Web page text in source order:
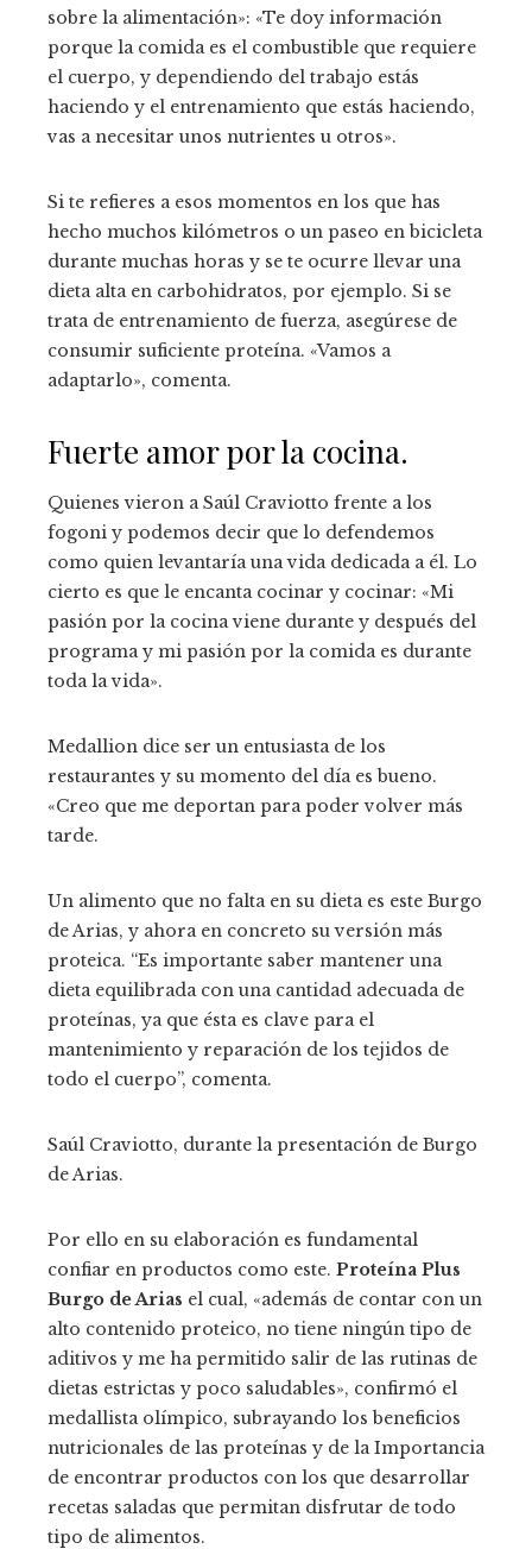
sobre la alimentación»: «Te doy información
porque la comida es el combustible que requiere
el cuerpo, y dependiendo del trabajo estás
haciendo y el entrenamiento que estás haciendo,
vas a necesitar unos nutrientes u otros».
Si te refieres a esos momentos en los que has
hecho muchos kilómetros o un paseo en bicicleta
durante muchas horas y se te ocurre llevar una
dieta alta en carbohidratos, por ejemplo. Si se
trata de entrenamiento de fuerza, asegúrese de
consumir suficiente proteína. «Vamos a
adaptarlo», comenta.
Fuerte amor por la cocina.
Quienes vieron a Saúl Craviotto frente a los
fogoni y podemos decir que lo defendemos
como quien levantaría una vida dedicada a él. Lo
cierto es que le encanta cocinar y cocinar: «Mi
pasión por la cocina viene durante y después del
programa y mi pasión por la comida es durante
toda la vida».
Medallion dice ser un entusiasta de los
restaurantes y su momento del día es bueno.
«Creo que me deportan para poder volver más
tarde.
Un alimento que no falta en su dieta es este Burgo
de Arias, y ahora en concreto su versión más
proteica. “Es importante saber mantener una
dieta equilibrada con una cantidad adecuada de
proteínas, ya que ésta es clave para el
mantenimiento y reparación de los tejidos de
todo el cuerpo”, comenta.
Saúl Craviotto, durante la presentación de Burgo
de Arias.
Por ello en su elaboración es fundamental
confiar en productos como este. Proteína Plus
Burgo de Arias el cual, «además de contar con un
alto contenido proteico, no tiene ningún tipo de
aditivos y me ha permitido salir de las rutinas de
dietas estrictas y poco saludables», confirmó el
medallista olímpico, subrayando los beneficios
nutricionales de las proteínas y de la Importancia
de encontrar productos con los que desarrollar
recetas saladas que permitan disfrutar de todo
tipo de alimentos.